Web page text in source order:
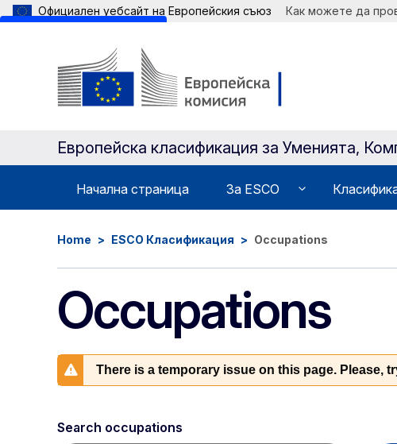
Официален уебсайт на Европейския съюз Как можете да
Европейска класификация зa Умениятa,
Начална страница Зa ESCO
Home ESCO Класификация Occupations
Occupations
There is a temporary issue on this page. Please,
Search occupations